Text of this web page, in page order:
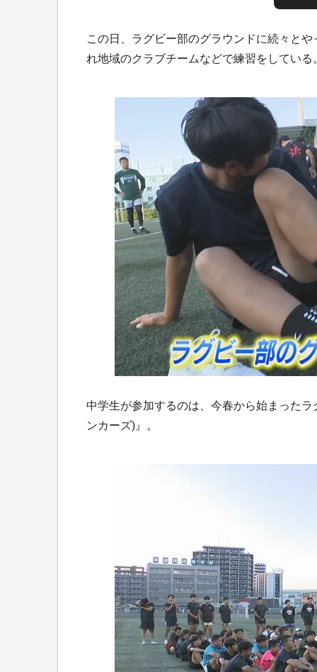
この日、ラグビー部のグラウンドに続々と
れ地域のクラブチームなどで練習をしている
中学生が参加するのは、今春から始まった
ンカーズ)』。